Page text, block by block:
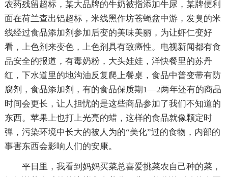
农药残留超标，某大品牌的牛奶被指添加牛尿，某牌便利
面在荷兰查出铝超标，米线黑作坊苍蝇盆中游，发臭的米
线经过食品添加剂参加后变的美味美丽，为让虾仁变好
看，上色剂来变色，上色剂具有致癌性。电视新闻都有食
品安全的报道，有毒奶粉，大头娃娃，洋快餐里的苏丹
红，下水道里的地沟油反复爬上餐桌，食品中普变带有防
腐剂，食品添加剂，有的食品保质期1—2两年还有的商品
时间会更长，让人担忧的是这些商品参加了我们不知道的
东西。苹果上也打上光亮的蜡，这样的食品就像颗定时
弹，污染环境中长大的被人为的“美化”过的食物，内部的
事害东西会影响人们的安康。
平日里，我看到妈妈买菜总喜爱挑菜农自己种的菜，